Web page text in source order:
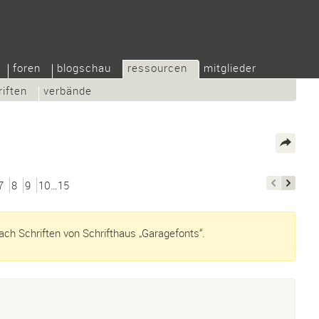
foren blogschau
ressourcen
verbände
mitglieder
8 9 10…15
Schriften von Schrifthaus „Garagefonts“.